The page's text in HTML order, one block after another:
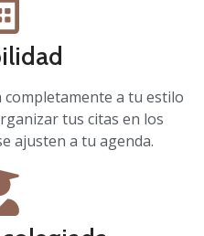
a tu estilo
tus citas en los
ajusten a tu agenda.